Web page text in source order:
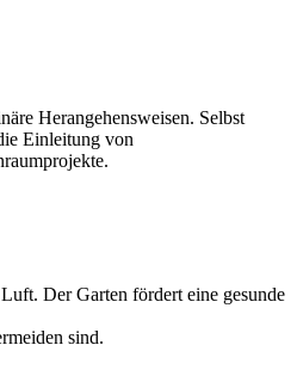
Herangehensweisen. Selbst
Einleitung von
Der Garten fördert eine gesunde
sind.